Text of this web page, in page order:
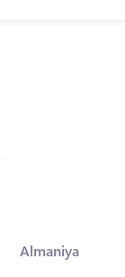
Almaniya